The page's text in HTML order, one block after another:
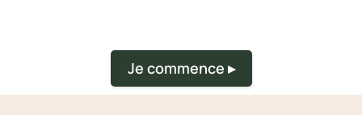
Je commence ▸